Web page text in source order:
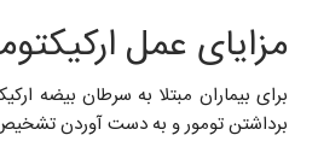
مزایای عمل
برای بیماران مبتلا به سرطان بیضه
برداشتن تومور و به دست آوردن